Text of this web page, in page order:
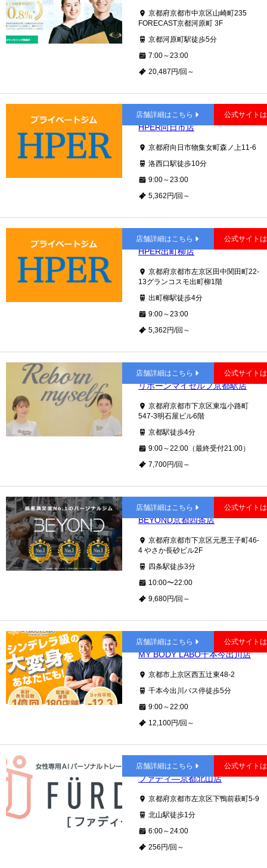
京都府京都市中京区山崎町235
FORECAST京都河原町 3F
京都河原町駅徒歩5分
7:00～23:00
20,487円/回～
洛西口
HPER向日市店
京都府向日市物集女町森ノ上11-6
洛西口駅徒歩10分
9:00～23:00
5,362円/回～
店舗詳細はこちら 公式サイト
出町柳
HPER出町柳店
京都府京都市左京区田中関田町22-
13グランコスモ出町柳1階
出町柳駅徒歩4分
9:00～23:00
5,362円/回～
店舗詳細はこちら 公式サイト
京都
リボーンマイセルフ京都駅店
京都府京都市下京区東塩小路町
547-3明石屋ビル6階
京都駅徒歩4分
9:00～22:00（最終受付21:00）
7,700円/回～
店舗詳細はこちら 公式サイト
四条
BEYOND京都四条店
京都府京都市下京区元悪王子町46-
4 やさか長砂ビル2F
四条駅徒歩3分
10:00〜22:00
9,680円/回～
店舗詳細はこちら 公式サイト
今出川
MY BODY LABO千本今出川店
京都市上京区⻄五辻東48-2
千本今出川バス停徒歩5分
9:00～22:00
12,100円/回～
店舗詳細はこちら 公式サイト
北山
ファディ―京都北山店
京都府京都市左京区下鴨前萩町5-9
北山駅徒歩1分
6:00～24:00
256円/回～
店舗詳細はこちら 公式サイト